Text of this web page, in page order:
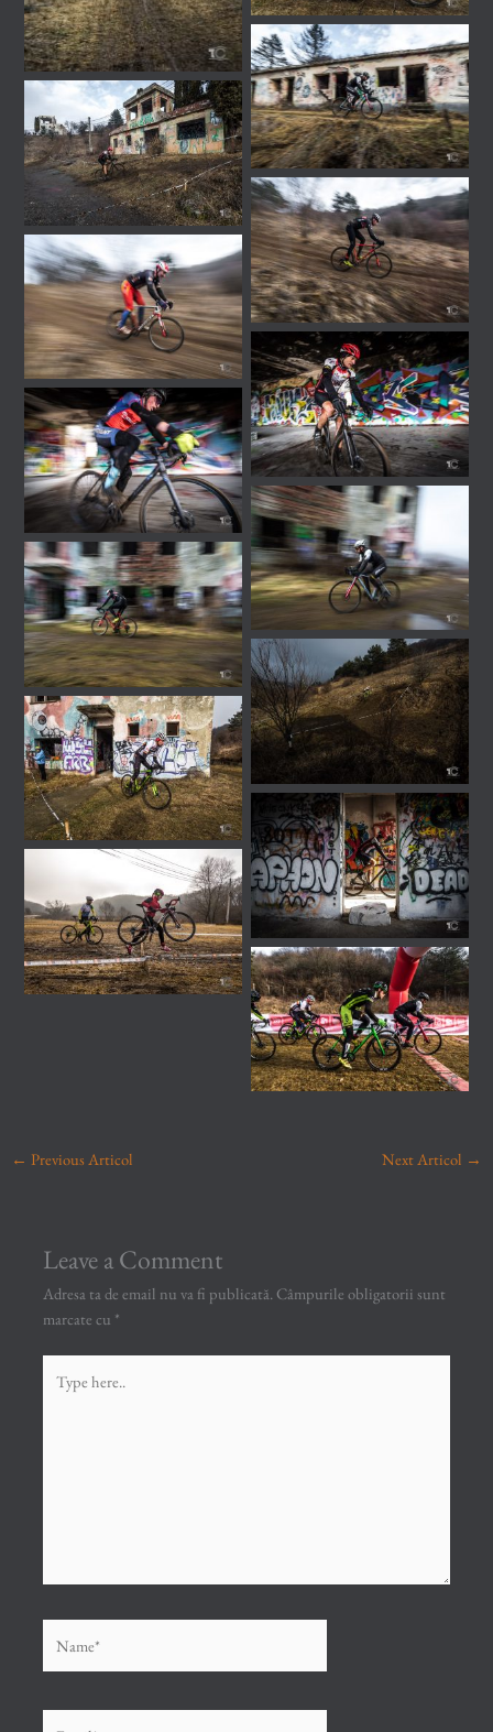
← Previous Articol Next Articol →
Leave a Comment
Adresa ta de email nu va fi publicată. Câmpurile obligatorii sunt
marcate cu *
here..